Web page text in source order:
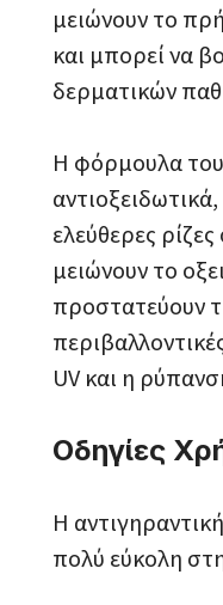
μειώνουν το
και μπορεί να
δερματικών
Η φόρμουλα του
ελεύθερες
μειώνουν το
προστατεύουν
UV και η
Οδηγίες
Η
πολύ εύκολη